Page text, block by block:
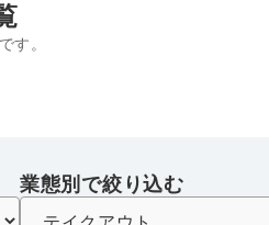
す。
業態別で絞り込む